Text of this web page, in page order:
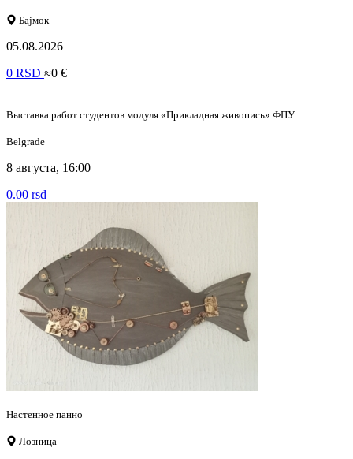
Бајмок
05.08.2026
0 RSD ≈0 €
Выставка работ студентов модуля «Прикладная живопись» ФПУ
Belgrade
8 августа, 16:00
0.00 rsd
Настенное панно
Лозница